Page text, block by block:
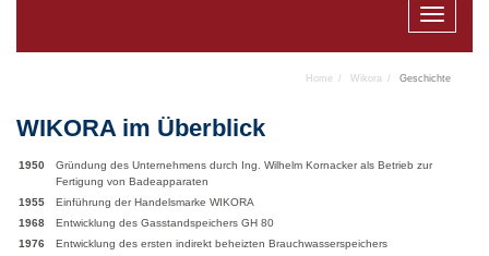
Toggle
Home Wikora Geschichte
WIKORA im Überblick
1950
Gründung des Unternehmens durch Ing. Wilhelm Kornacker als Betrieb zur
Fertigung von Badeapparaten
1955
Einführung der Handelsmarke WIKORA
1968
Entwicklung des Gasstandspeichers GH 80
1976
Entwicklung des ersten indirekt beheizten Brauchwasserspeichers